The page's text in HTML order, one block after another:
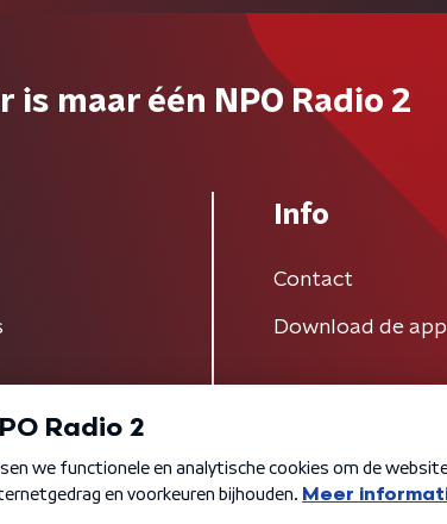
is maar één NPO Radio 2
Info
Contact
Download de app
Privacybeleid